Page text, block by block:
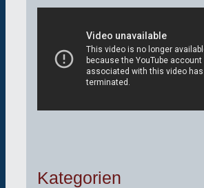
Kategorien